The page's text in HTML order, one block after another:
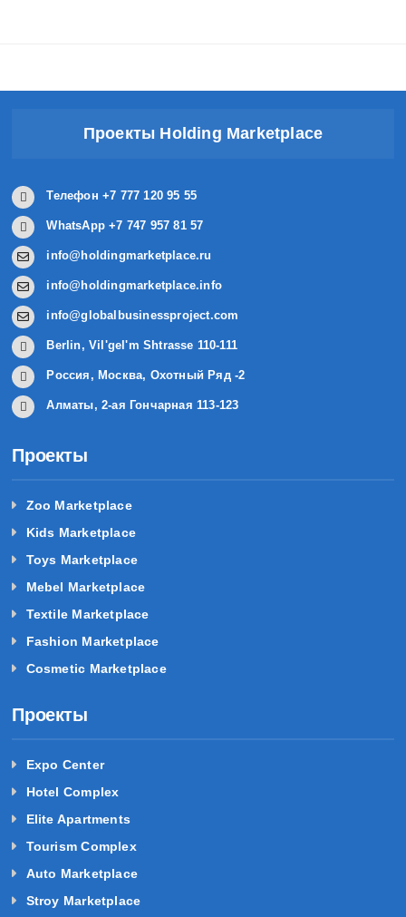
Проекты Holding Marketplace
Телефон +7 777 120 95 55
WhatsApp +7 747 957 81 57
info@holdingmarketplace.ru
info@holdingmarketplace.info
info@globalbusinessproject.com
Berlin, Vil'gel'm Shtrasse 110-111
Россия, Москва, Охотный Ряд -2
Алматы, 2-ая Гончарная 113-123
Проекты
Zoo Marketplace
Kids Marketplace
Toys Marketplace
Mebel Marketplace
Textile Marketplace
Fashion Marketplace
Cosmetic Marketplace
Проекты
Expo Center
Hotel Complex
Elite Apartments
Tourism Complex
Auto Marketplace
Stroy Marketplace